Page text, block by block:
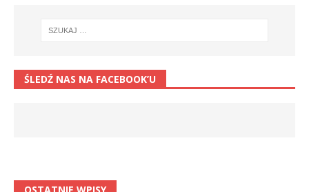
ŚLEDŹ NAS NA FACEBOOK’U